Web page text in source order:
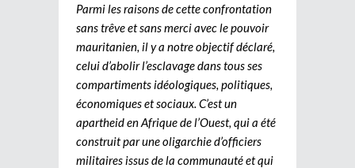
Parmi les raisons de cette confrontation
sans trêve et sans merci avec le pouvoir
mauritanien, il y a notre objectif déclaré,
celui d’abolir l’esclavage dans tous ses
compartiments idéologiques, politiques,
économiques et sociaux. C’est un
apartheid en Afrique de l’Ouest, qui a été
construit par une oligarchie d’officiers
militaires issus de la communauté et qui